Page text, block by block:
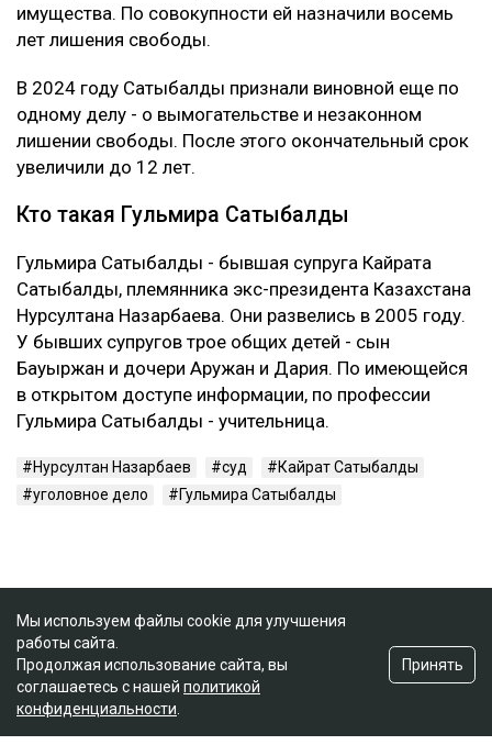
имущества. По совокупности ей назначили восемь
лет лишения свободы.
В 2024 году Сатыбалды признали виновной еще по
одному делу - о вымогательстве и незаконном
лишении свободы. После этого окончательный срок
увеличили до 12 лет.
Кто такая Гульмира Сатыбалды
Гульмира Сатыбалды - бывшая супруга Кайрата
Сатыбалды, племянника экс-президента Казахстана
Нурсултана Назарбаева. Они развелись в 2005 году.
У бывших супругов трое общих детей - сын
Бауыржан и дочери Аружан и Дария. По имеющейся
в открытом доступе информации, по профессии
Гульмира Сатыбалды - учительница.
Нурсултан Назарбаев суд
Кайрат Сатыбалды
уголовное дело
Гульмира Сатыбалды
Мы используем файлы cookie для улучшения
работы сайта.
Продолжая использование сайта, вы
соглашаетесь с нашей политикой
конфиденциальности
Принять